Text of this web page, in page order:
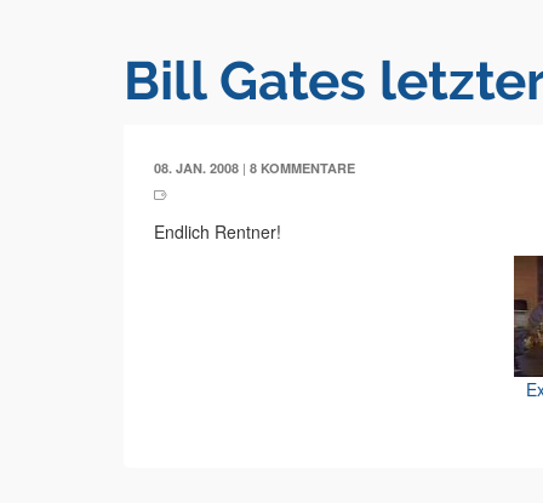
Bill Gates
08. JAN. 2008 | 8 KOMMENTARE
Endlich Rentner!